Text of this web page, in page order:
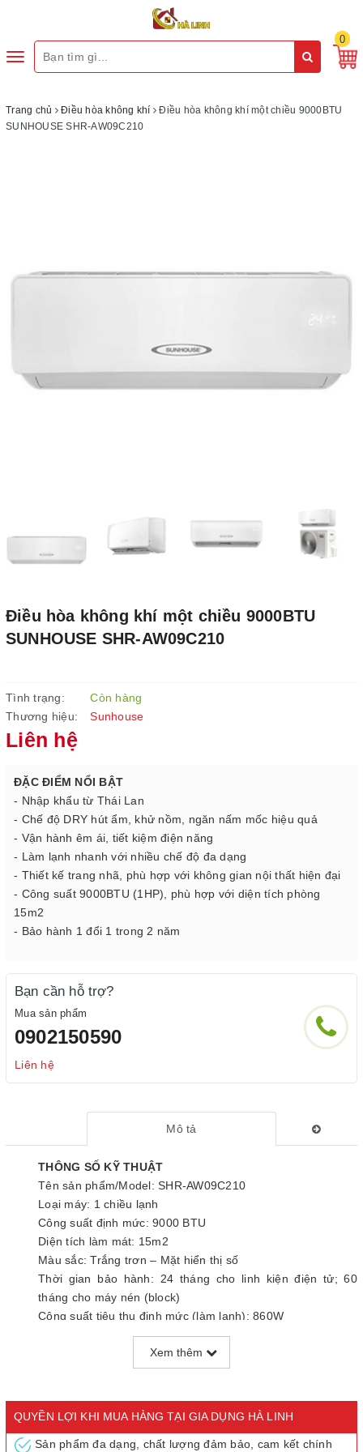
Toggle
0
Trang chủ Điều hòa không khí
Điều hòa không khí một chiều 9000BTU
SUNHOUSE SHR-AW09C210
Điều hòa không khí một chiều 9000BTU
SUNHOUSE SHR-AW09C210
Tình trạng:
Còn hàng
Thương hiệu:
Sunhouse
Liên hệ
ĐẶC ĐIỂM NỔI BẬT
- Nhập khẩu từ Thái Lan
- Chế độ DRY hút ẩm, khử nồm, ngăn nấm mốc hiệu quả
- Vận hành êm ái, tiết kiệm điện năng
- Làm lạnh nhanh với nhiều chế độ đa dạng
- Thiết kế trang nhã, phù hợp với không gian nội thất hiện đại
- Công suất 9000BTU (1HP), phù hợp với diện tích phòng
15m2
- Bảo hành 1 đổi 1 trong 2 năm
Bạn cần hỗ trợ?
Mua sản phẩm
0902150590
Liên hệ
Mô tả
THÔNG SỐ KỸ THUẬT
Tên sản phẩm/Model: SHR-AW09C210
Loại máy: 1 chiều lạnh
Công suất định mức: 9000 BTU
Diện tích làm mát: 15m2
Màu sắc: Trắng trơn – Mặt hiển thị số
Thời gian bảo hành: 24 tháng cho linh kiện điện tử; 60
tháng cho máy nén (block)
Công suất tiêu thụ định mức (làm lạnh): 860W
Dòng điện định mức (làm lạnh): 3.94A
Nguồn điện: 220V~/50Hz
Loại gas sử dụng: R410A
Tính năng nổi bật
- Vận hành êm ái, tiết kiệm điện
Xem thêm
QUYỀN LỢI KHI MUA HÀNG TẠI GIA DỤNG HÀ LINH
Sản phẩm đa dạng, chất lượng đảm bảo, cam kết chính